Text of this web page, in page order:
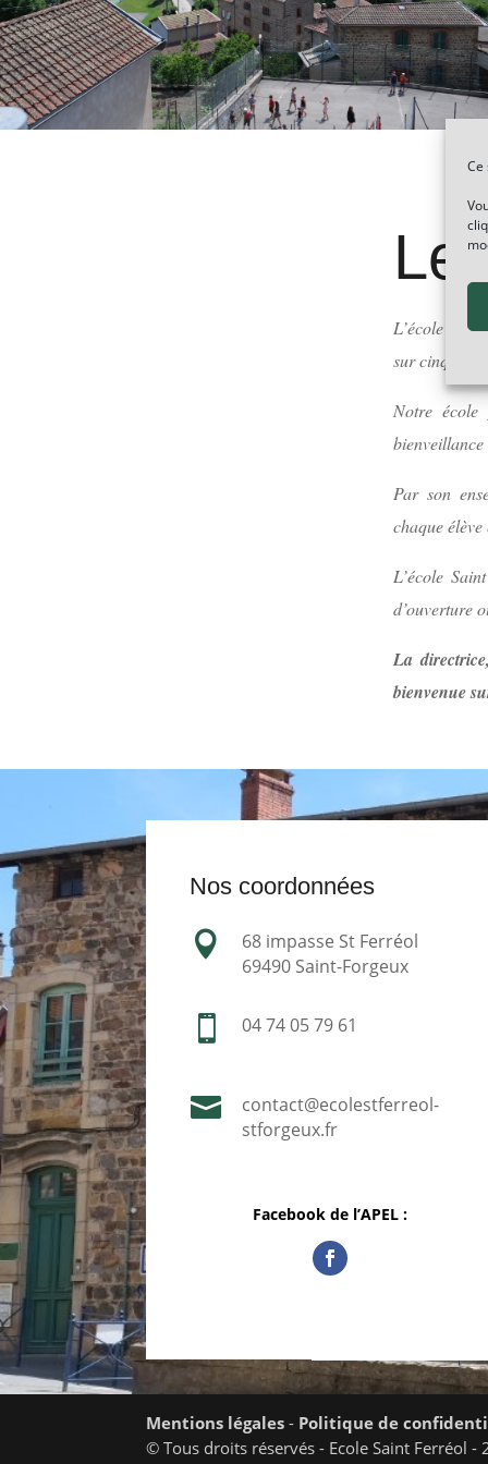
Ce
Le
L’école
sur cinq
Notre école
Par son
chaque
L’école
d’ouverture
La
bienvenue
Nos coordonnées

68 impasse St Ferréol
69490 Saint-Forgeux
 04 74 05 79 61

contact@ecolestferreol-
stforgeux.fr
Facebook de l’APEL :
Mentions légales - Politique de
© Tous droits réservés - Ecole Saint Ferréol -